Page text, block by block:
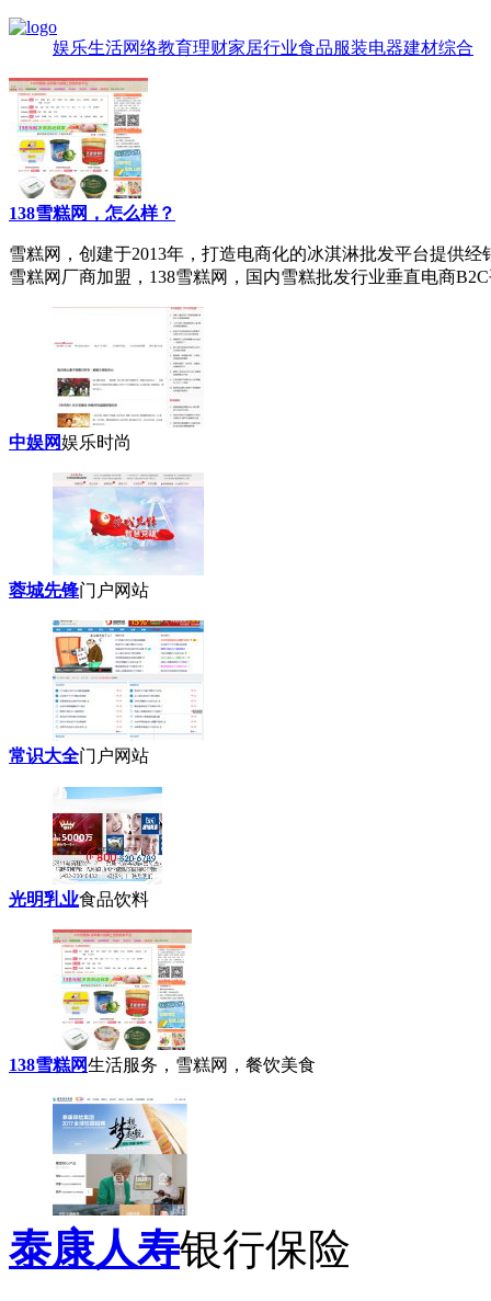
娱乐生活网络教育理财家居行业食品服装电器建材综合
138雪糕网，怎么样？
雪糕网 ，创建于2013年，打造电商化的冰淇淋批发平台提供
雪糕网厂商加盟，138雪糕网，国内雪糕批发行业垂直电商
中娱网娱乐时尚
蓉城先锋门户网站
常识大全门户网站
光明乳业食品饮料
138雪糕网生活服务，雪糕网，餐饮美食
泰康人寿银行保险